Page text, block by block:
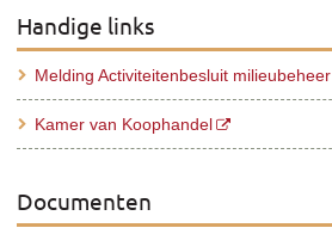
Handige links
Melding Activiteitenbesluit milieubeheer
Kamer van Koophandel
Documenten